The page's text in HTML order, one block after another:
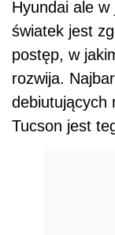
Hyundai ale w
światek jest
postęp, w
rozwija.
debiutujących
Tucson jest